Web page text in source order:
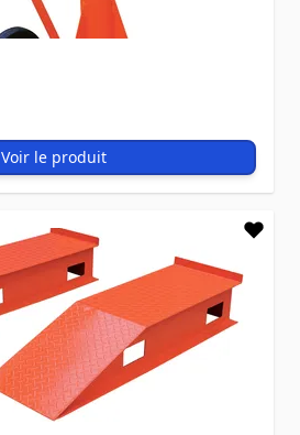
Voir le produit